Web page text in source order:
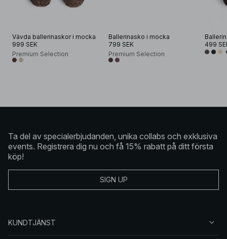
Vävda ballerinaskor i mocka
999 SEK
Premium Selection
Ballerinasko i mocka
799 SEK
Premium Selection
499
Ta del av specialerbjudanden, unika collabs och exklusiva
events. Registrera dig nu och få 15% rabatt på ditt första
köp!
SIGN UP
KUNDTJÄNST